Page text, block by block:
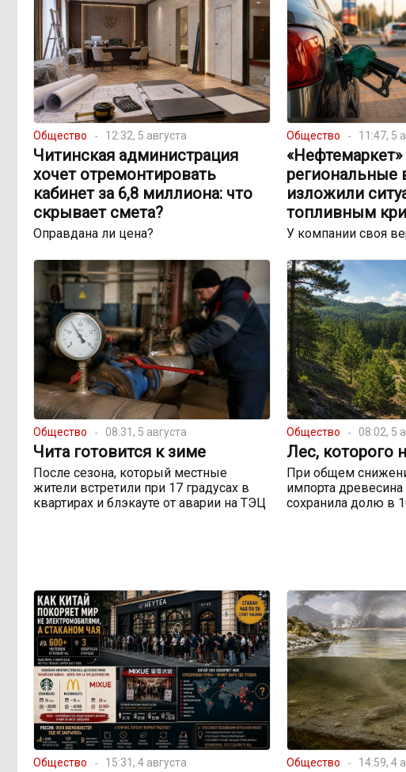
Общество 12:32, 5 августа
Читинская администрация
хочет отремонтировать
кабинет за 6,8 миллиона: что
скрывает смета?
Оправдана ли цена?
Общество 11:47, 5
«Нефтемаркет»
региональные
изложили
топливным
У компании своя
Общество 08:31, 5 августа
Чита готовится к зиме
После сезона, который местные
жители встретили при 17 градусах в
квартирах и блэкауте от аварии на ТЭЦ
Общество 08:02, 5
Лес, которого
При общем
импорта
сохранила долю в
Общество 15:31, 4 августа Общество 14:59, 4